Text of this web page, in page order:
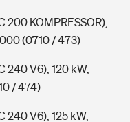
KOMPRESSOR),
(0710 / 473)
240 V6), 120 kW,
/ 474)
240 V6), 125 kW,